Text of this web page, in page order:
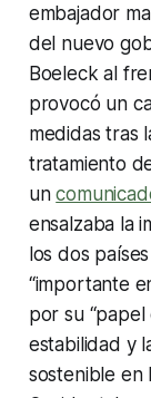
embajador
del nuevo
Boeleck al
provocó un
medidas tras
tratamiento
un
ensalzaba la
los dos
“importante
por su
estabilidad y
sostenible en